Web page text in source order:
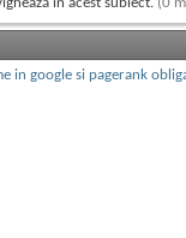
în acest subiect. (0
in google si pagerank